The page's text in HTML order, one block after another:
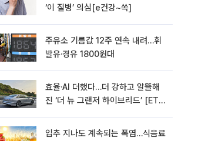
‘이 질병’ 의심[e건강~쏙]
주유소 기름값 12주 연속 내려…휘
발유·경유 1800원대
효율·AI 더했다…더 강하고 알뜰해
진 ‘더 뉴 그랜저 하이브리드’ [ET의
입추 지나도 계속되는 폭염…식음료